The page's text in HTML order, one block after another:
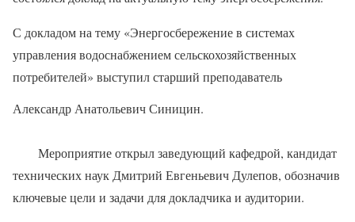
С докладом на тему «Энергосбережение в системах
управления водоснабжением сельскохозяйственных
потребителей» выступил старший преподаватель
Александр Анатольевич Синицин.
Мероприятие открыл заведующий кафедрой, кандидат
технических наук Дмитрий Евгеньевич Дулепов, обозначив
ключевые цели и задачи для докладчика и аудитории.